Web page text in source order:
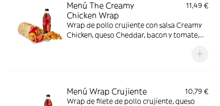
Menú The Creamy
Chicken Wrap
11,49 €
Wrap de pollo crujiente con salsa Creamy
Chicken, queso Cheddar, bacon y tomate,
Menú Wrap Crujiente
10,79 €
Wrap de filete de pollo crujiente, queso